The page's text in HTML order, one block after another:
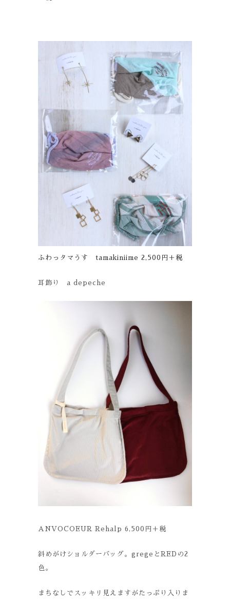
ふわっタマうす tamakiniime 2,500円＋税
耳飾り a depeche
ANVOCOEUR Rehalp 6,500円＋税
斜めがけショルダーバッグ。gregeとREDの2
色。
まちなしでスッキリ見えますがたっぷり入りま